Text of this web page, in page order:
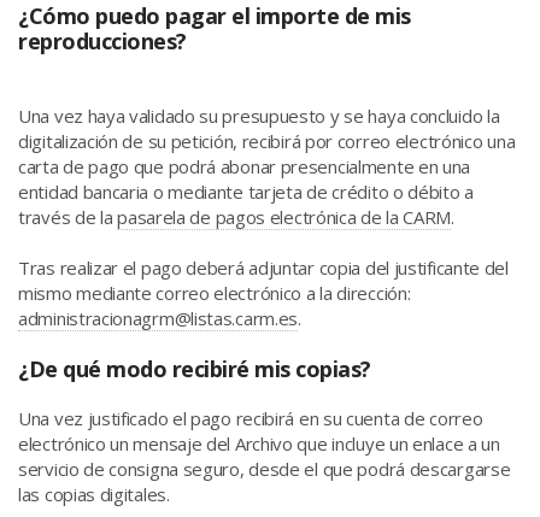
¿Cómo puedo pagar el importe de mis
reproducciones?
Una vez haya validado su presupuesto y se haya concluido la
digitalización de su petición, recibirá por correo electrónico una
carta de pago que podrá abonar presencialmente en una
entidad bancaria o mediante tarjeta de crédito o débito a
través de lapasarela de pagos electrónica de la CARM.
Tras realizar el pago deberá adjuntar copia del justificante del
mismo mediante correo electrónico a la dirección:
administracionagrm@listas.carm.es.
¿De qué modo recibiré mis copias?
Una vez justificado el pago recibirá en su cuenta de correo
electrónico un mensaje del Archivo que incluye un enlace a un
servicio de consigna seguro, desde el que podrá descargarse
las copias digitales.